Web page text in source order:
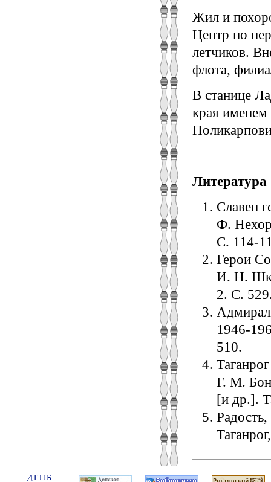
Жил и
Центр по
летчиков.
флота,
В станице
края именем
Литература
Славен
Ф.
С. 114-
Герои
И. Н.
2. С.
510.
Г. М.
[и др.].